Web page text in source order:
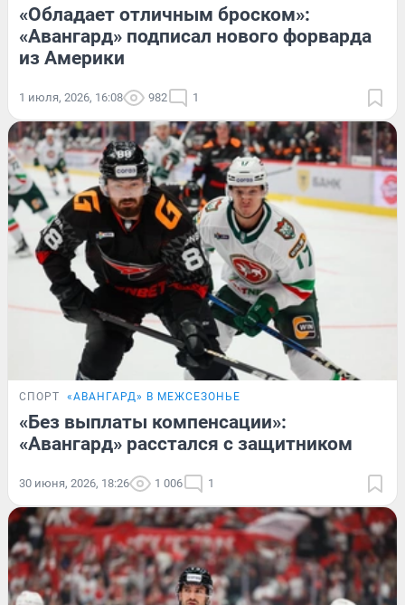
«Обладает отличным броском»:
«Авангард» подписал нового форварда
из Америки
1 июля, 2026, 16:08 982 1
СПОРТ «АВАНГАРД» В МЕЖСЕЗОНЬЕ
«Без выплаты компенсации»:
«Авангард» расстался с защитником
30 июня, 2026, 18:26 1 006 1